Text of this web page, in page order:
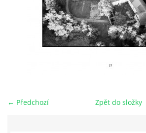
← Předchozí Zpět do složky